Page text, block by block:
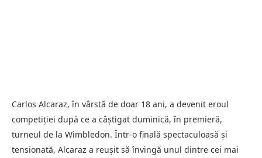
Carlos Alcaraz, în vârstă de doar 18 ani, a devenit eroul
competiției după ce a câștigat duminică, în premieră,
turneul de la Wimbledon. Într-o finală spectaculoasă și
tensionată, Alcaraz a reușit să învingă unul dintre cei mai